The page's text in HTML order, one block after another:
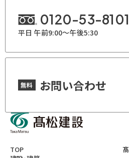
0120-53-8101
平日 午前9:00～午後5:30
無料 お問い合わせ
TOP